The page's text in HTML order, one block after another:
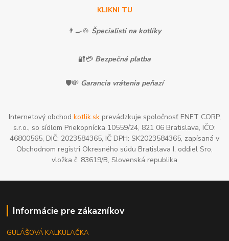
KLIKNI TU
👨‍🍳🍲 Špecialisti na kotlíky
🔐💳 Bezpečná platba
🛡️💸 Garancia vrátenia peňazí
Internetový obchod kotlik.skprevádzkuje spoločnosť ENET CORP,
s.r.o., so sídlom Priekopnícka 10559/24, 821 06 Bratislava, IČO:
46800565, DIČ: 2023584365, IČ DPH: SK2023584365, zapísaná v
Obchodnom registri Okresného súdu Bratislava I, oddiel Sro,
vložka č. 83619/B, Slovenská republika
Informácie pre zákazníkov
GULÁŠOVÁ KALKULAČKA